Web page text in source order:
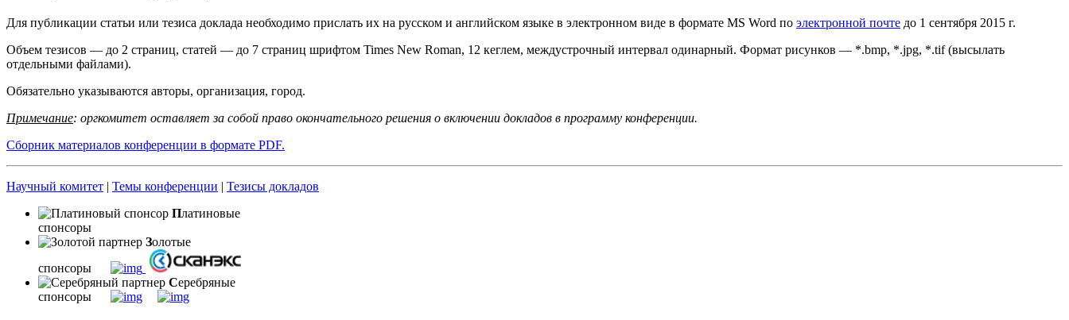
Для публикации статьи или тезиса доклада необходимо прислать их на русском и английском языке в электронном виде в формате MS Word по электронной почте до 1 сентября 2015 г.
Объем тезисов — до 2 страниц, статей — до 7 страниц шрифтом Times New Roman, 12 кеглем, междустрочный интервал одинарный. Формат рисунков — *.bmp, *.jpg, *.tif (высылать
отдельными файлами).
Обязательно указываются авторы, организация, город.
Примечание: оргкомитет оставляет за собой право окончательного решения о включении докладов в программу конференции.
Сборник материалов конференции в формате PDF.
Научный комитет | Темы конференции | Тезисы докладов
Платиновые
спонсоры
Золотые
спонсоры
Серебряные
спонсоры